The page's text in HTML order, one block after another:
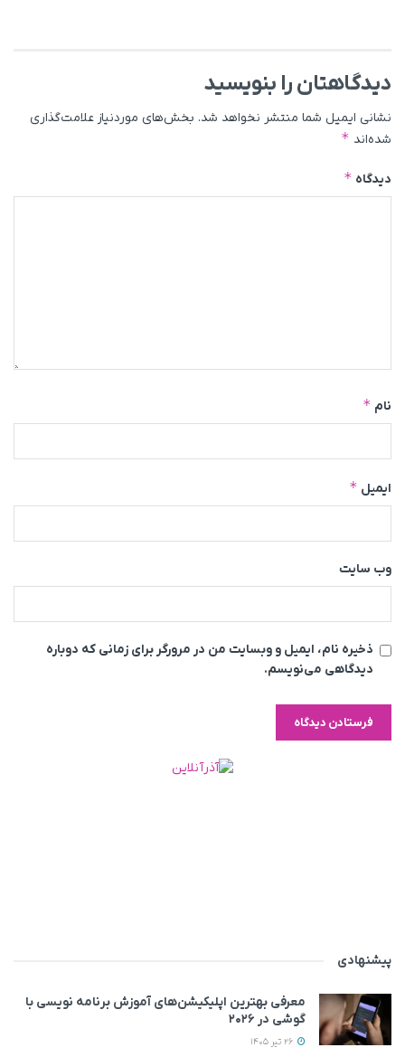
دیدگاهتان را بنویسید
نشانی ایمیل شما منتشر نخواهد شد. بخش‌های موردنیاز علامت‌گذاری
شده‌اند *
دیدگاه *
نام *
ایمیل *
وب‌ سایت
ذخیره نام، ایمیل و وبسایت من در مرورگر برای زمانی که دوباره
دیدگاهی می‌نویسم.
پیشنهادی
معرفی بهترین اپلیکیشن‌های آموزش برنامه نویسی با
گوشی در ۲۰۲۶